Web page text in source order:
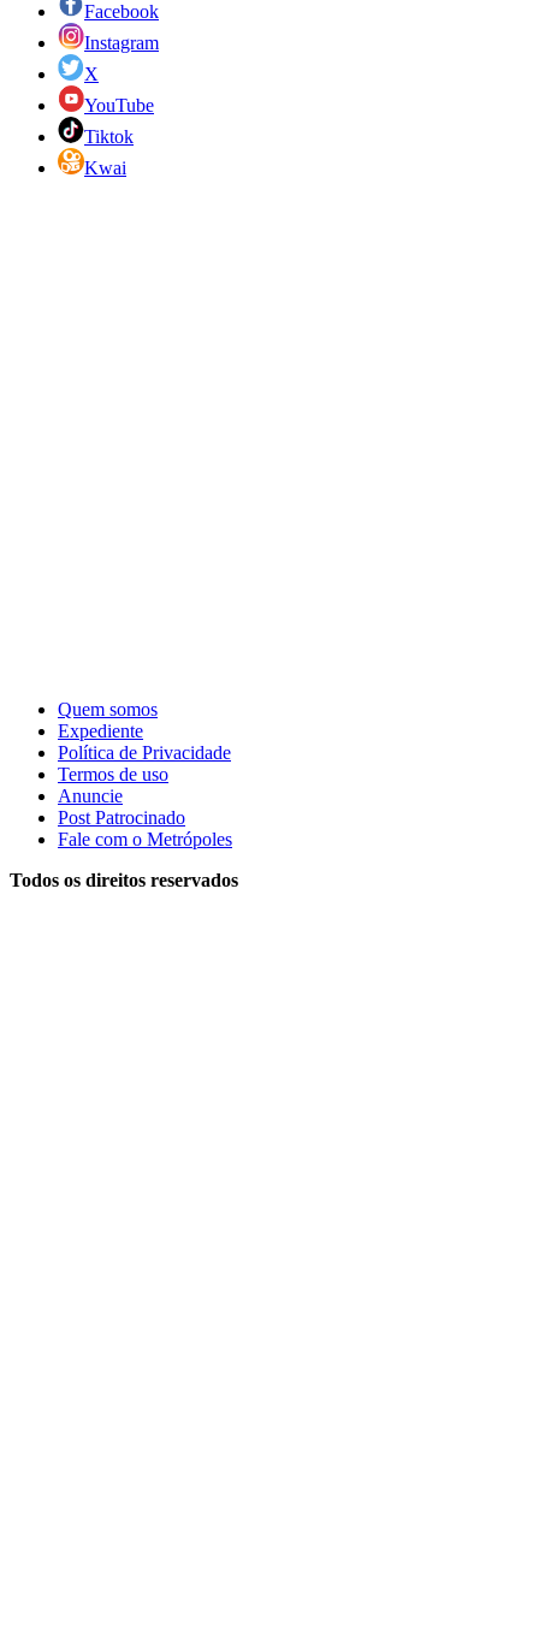
Facebook
Instagram
X
YouTube
Tiktok
Kwai
Quem somos
Expediente
Política de Privacidade
Termos de uso
Anuncie
Post Patrocinado
Fale com o Metrópoles
Todos os direitos reservados